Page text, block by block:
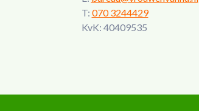
T: 070 3244429
KvK: 40409535